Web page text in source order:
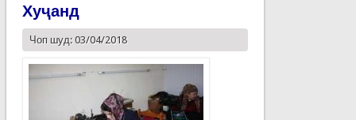
Хуҷанд
Чоп шуд: 03/04/2018